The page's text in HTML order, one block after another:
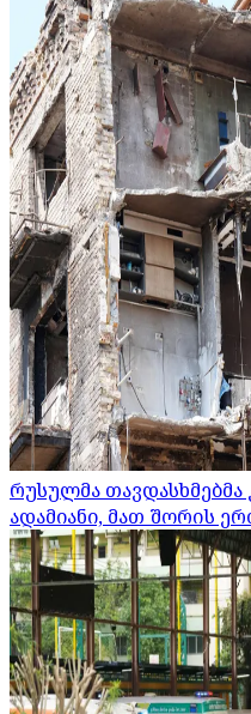
რუსულმა
ადამიანი, მათ შორის